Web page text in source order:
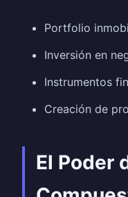
Portfolio
Inversión en
Instrumentos
Creación de
El Poder